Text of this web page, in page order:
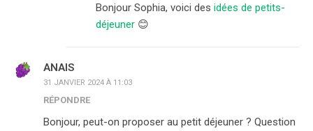
Bonjour Sophia, voici des idées de petits-
déjeuner 😊
ANAIS
31 JANVIER 2024 À 11:03
RÉPONDRE
Bonjour, peut-on proposer au petit déjeuner ? Question